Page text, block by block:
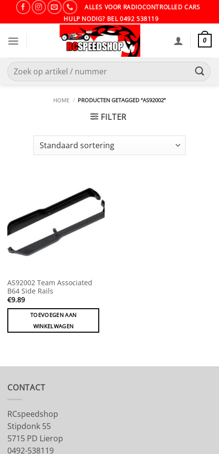
ALLES VOOR RADIOCONTROLLED CARS
HULP NODIG? BEL 0492 538119
0
Zoeken
naar:
HOME / PRODUCTEN GETAGGED “AS92002”
FILTER
AS92002 Team Associated
B64 Side Rails
€9.89
TOEVOEGEN AAN
WINKELWAGEN
CONTACT
RCspeedshop
Stipdonk 55
5715 PD Lierop
0492-538119